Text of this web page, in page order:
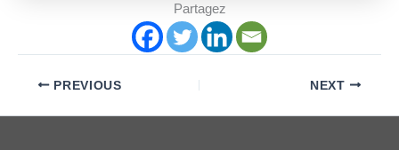
Partagez
PREVIOUS NEXT